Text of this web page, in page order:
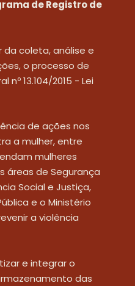
da coleta, análise e
o processo de
nº 13.104/2015 - Lei
de ações nos
a mulher, entre
mulheres
áreas de Segurança
Social e Justiça,
e o Ministério
a violência
e integrar o
das